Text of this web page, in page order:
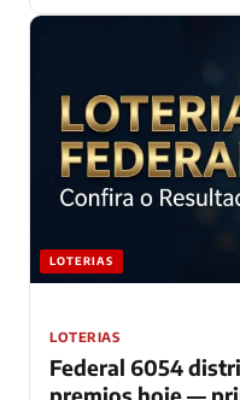
LOTERIAS
LOTERIAS
Federal 6054